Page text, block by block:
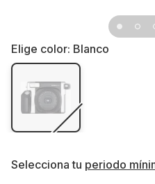
Elige color: Blanco
Selecciona tu periodo